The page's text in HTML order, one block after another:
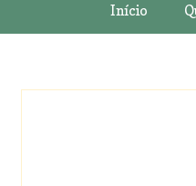
Início